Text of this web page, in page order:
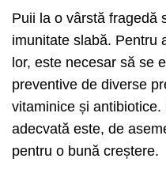
Puii la o vârstă fragedă
imunitate slabă. Pentru
lor, este necesar să se
preventive de diverse
vitaminice și
adecvată este, de
pentru o bună creștere.